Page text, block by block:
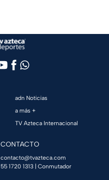
adn Noticias
a más +
TV Azteca Internacional
CONTACTO
contacto@tvazteca.com
55 1720 1313 | Conmutador